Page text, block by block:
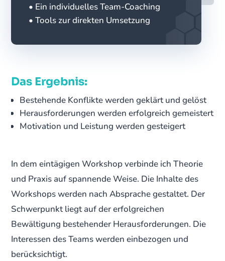
• Ein individuelles Team-Coaching
• Tools zur direkten Umsetzung
Das Ergebnis:
Bestehende Konflikte werden geklärt und gelöst
Herausforderungen werden erfolgreich gemeistert
Motivation und Leistung werden gesteigert
In dem eintägigen Workshop verbinde ich Theorie
und Praxis auf spannende Weise. Die Inhalte des
Workshops werden nach Absprache gestaltet. Der
Schwerpunkt liegt auf der erfolgreichen
Bewältigung bestehender Herausforderungen. Die
Interessen des Teams werden einbezogen und
berücksichtigt.